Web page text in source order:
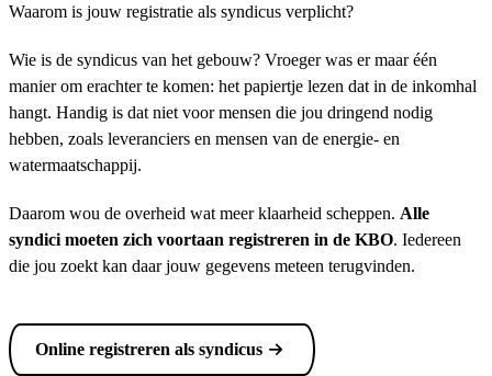
Waarom is jouw registratie als syndicus verplicht?
Wie is de syndicus van het gebouw? Vroeger was er maar één
manier om erachter te komen: het papiertje lezen dat in de inkomhal
hangt. Handig is dat niet voor mensen die jou dringend nodig
hebben, zoals leveranciers en mensen van de energie- en
watermaatschappij.
Daarom wou de overheid wat meer klaarheid scheppen. Alle
syndici moeten zich voortaan registreren in de KBO. Iedereen
die jou zoekt kan daar jouw gegevens meteen terugvinden.
Online registreren als syndicus